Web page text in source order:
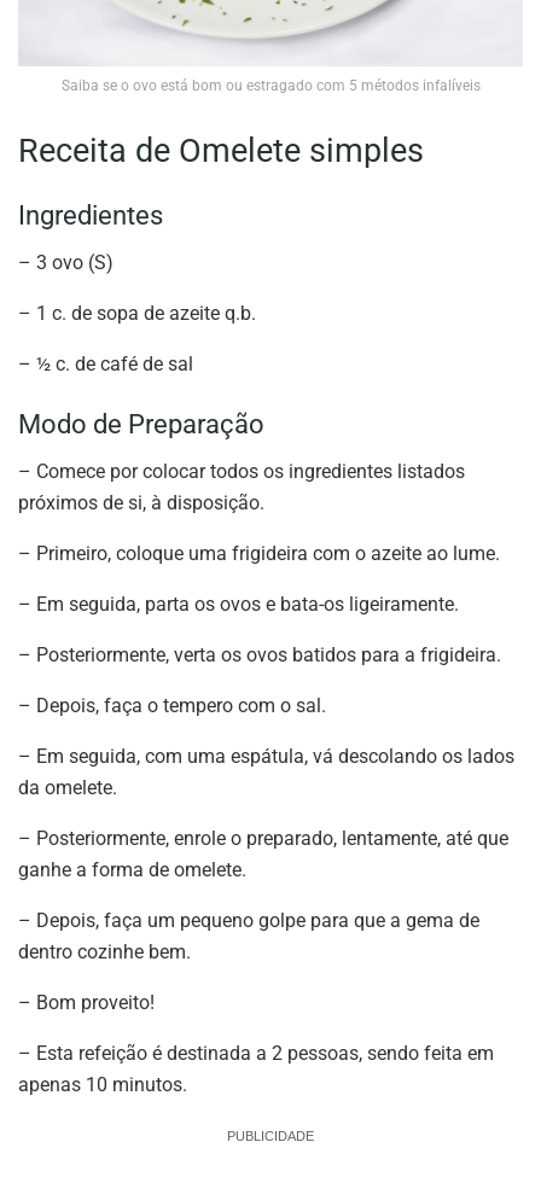
Saiba se o ovo está bom ou estragado com 5 métodos infalíveis
Receita de Omelete simples
Ingredientes
– 3 ovo (S)
– 1 c. de sopa de azeite q.b.
– ½ c. de café de sal
Modo de Preparação
– Comece por colocar todos os ingredientes listados
próximos de si, à disposição.
– Primeiro, coloque uma frigideira com o azeite ao lume.
– Em seguida, parta os ovos e bata-os ligeiramente.
– Posteriormente, verta os ovos batidos para a frigideira.
– Depois, faça o tempero com o sal.
– Em seguida, com uma espátula, vá descolando os lados
da omelete.
– Posteriormente, enrole o preparado, lentamente, até que
ganhe a forma de omelete.
– Depois, faça um pequeno golpe para que a gema de
dentro cozinhe bem.
– Bom proveito!
– Esta refeição é destinada a 2 pessoas, sendo feita em
apenas 10 minutos.
PUBLICIDADE